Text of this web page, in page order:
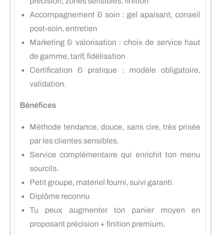
Accompagnement & soin : gel apaisant, conseil
post-soin, entretien
Marketing & valorisation : choix de service haut
de gamme, tarif, fidélisation
Certification & pratique : modèle obligatoire,
validation.
Bénéfices
Méthode tendance, douce, sans cire, très prisée
par les clientes sensibles.
Service complémentaire qui enrichit ton menu
sourcils.
Petit groupe, matériel fourni, suivi garanti.
Diplôme reconnu
Tu peux augmenter ton panier moyen en
proposant précision + finition premium.